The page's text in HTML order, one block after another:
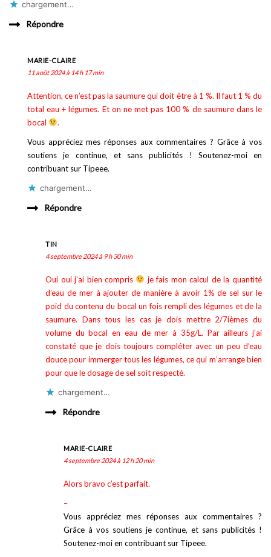
chargement…
Répondre
MARIE-CLAIRE
11 août 2024 à 14 h 17 min
Attention, ce n’est pas la saumure qui doit être à 1 %. Il faut 1 % du
total eau + légumes. Et on ne met pas 100 % de saumure dans le
bocal
.
Vous appréciez mes réponses aux commentaires ? Grâce à vos
soutiens je continue, et sans publicités ! Soutenez-moi en
contribuant sur Tipeee.
chargement…
Répondre
TIN
4 septembre 2024 à 9 h 30 min
Oui oui j’ai bien compris
je fais mon calcul de la quantité
d’eau de mer à ajouter de manière à avoir 1% de sel sur le
poid du contenu du bocal un fois rempli des légumes et de la
saumure. Dans tous les cas je dois mettre 2/7ièmes du
volume du bocal en eau de mer à 35g/L. Par ailleurs j’ai
constaté que je dois toujours compléter avec un peu d’eau
douce pour immerger tous les légumes, ce qui m’arrange bien
pour que le dosage de sel soit respecté.
chargement…
Répondre
MARIE-CLAIRE
4 septembre 2024 à 12 h 20 min
Alors bravo c’est parfait.
–
Vous appréciez mes réponses aux commentaires ?
Grâce à vos soutiens je continue, et sans publicités !
Soutenez-moi en contribuant sur Tipeee.